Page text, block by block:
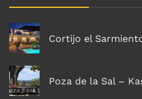
Cortijo el
Poza de la Sal –